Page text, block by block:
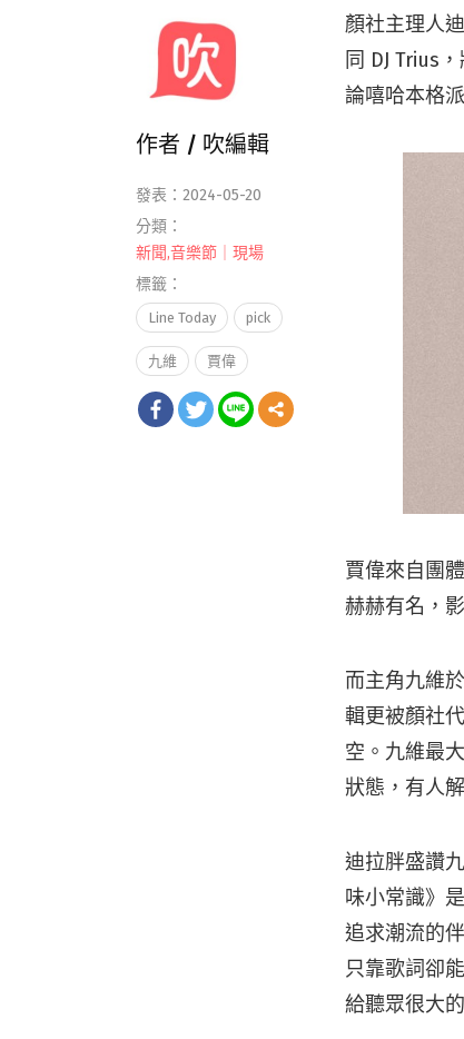
顏社主理人
同 DJ Trius
論嘻哈本格
賈偉來自團
赫赫有名，
而主角九維
輯更被顏社
空。九維最
狀態，有人
迪拉胖盛讚
味小常識》
追求潮流的
只靠歌詞卻
給聽眾很大
作者 / 吹編輯
發表：2024-05-20
分類：
新聞,音樂節｜現場
標籤：
Line Today pick
九維 賈偉